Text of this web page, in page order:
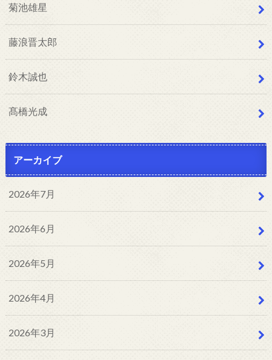
菊池雄星
藤浪晋太郎
鈴木誠也
髙橋光成
アーカイブ
2026年7月
2026年6月
2026年5月
2026年4月
2026年3月